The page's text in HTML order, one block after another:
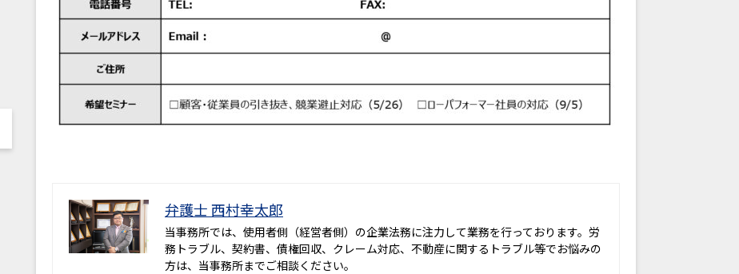
弁護士 西村幸太郎
当事務所では、使用者側（経営者側）の企業法務に注力して業務を行っております。労
務トラブル、契約書、債権回収、クレーム対応、不動産に関するトラブル等でお悩みの
方は、当事務所までご相談ください。